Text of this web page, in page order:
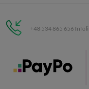
+48 534 865 656
C.H. Respan, Rejtana
35-326 Rzeszów